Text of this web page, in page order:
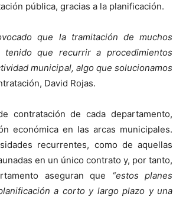
pública, gracias a la planificación.
que la tramitación de muchos
que recurrir a procedimientos
municipal, algo que solucionamos
David Rojas.
contratación de cada departamento,
económica en las arcas municipales.
recurrentes, como de aquellas
en un único contrato y, por tanto,
aseguran que “estos planes
a corto y largo plazo y una